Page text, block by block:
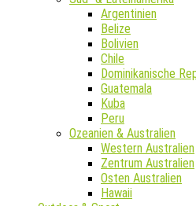
Argentinien
Belize
Bolivien
Chile
Dominikanische
Guatemala
Kuba
Peru
Ozeanien & Australien
Western Australien
Zentrum Australien
Osten Australien
Hawaii